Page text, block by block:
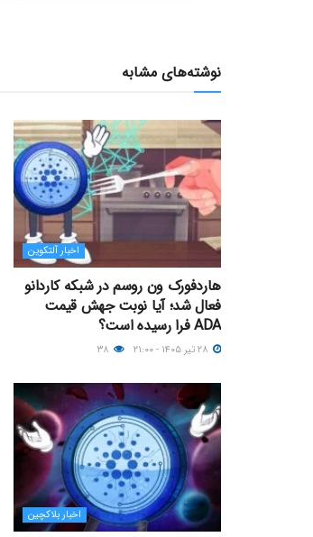
نوشته‌های مشابه
اخبار آلتکوین
هاردفورک ون روسم در شبکه کاردانو
فعال شد؛ آیا نوبت جهش قیمت
ADA فرا رسیده است؟
اخبار بلاکچین